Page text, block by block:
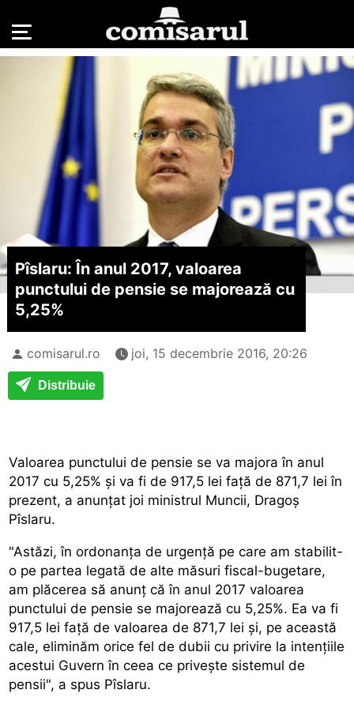
Pîslaru: În anul 2017, valoarea
punctului de pensie se majorează cu
5,25%
comisarul.ro joi, 15 decembrie 2016, 20:26
Distribuie
Valoarea punctului de pensie se va majora în anul
2017 cu 5,25% și va fi de 917,5 lei față de 871,7 lei în
prezent, a anunțat joi ministrul Muncii, Dragoș
Pîslaru.
"Astăzi, în ordonanța de urgență pe care am stabilit-
o pe partea legată de alte măsuri fiscal-bugetare,
am plăcerea să anunț că în anul 2017 valoarea
punctului de pensie se majorează cu 5,25%. Ea va fi
917,5 lei față de valoarea de 871,7 lei și, pe această
cale, eliminăm orice fel de dubii cu privire la intențiile
acestui Guvern în ceea ce privește sistemul de
pensii", a spus Pîslaru.